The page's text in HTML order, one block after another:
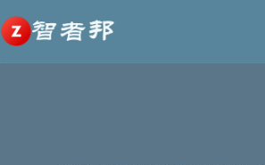
至
内
容